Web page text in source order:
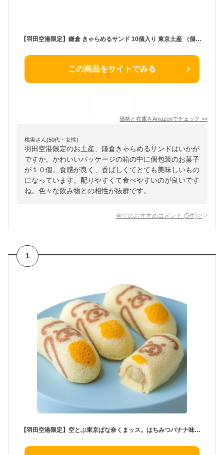
【羽田空港限定】鎌倉 きゃらめるサンド 10個入り 東京土産 （個包装、手提げ袋入り） (2箱)
この商品をサイトでみる
価格と在庫をAmazonでチェック >>
桃実さん(50代・女性)
羽田空港限定のお土産、鎌倉きゃらめるサンドはいかが
ですか。かわいいパッケージの箱の中に個包装のお菓子
が１０個。食感が良く、香ばしくてとても美味しいもの
になっています。配りやすくて食べやすいのが良いです
ね。色々な飲み物との相性が抜群です。
全てのおすすめコメント (5件) >
1
【羽田空港限定】空とぶ東京ばな奈くまッス。はちみつバナナ味12個入 東京ばな奈ワールド